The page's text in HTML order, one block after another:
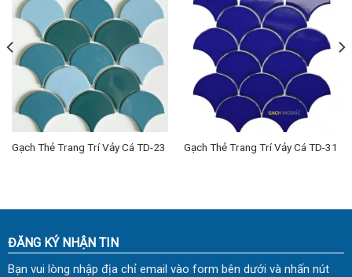
Gạch Thẻ Trang Trí Vảy Cá TD-23 Gạch Thẻ Trang Trí Vảy Cá TD-31
ĐĂNG KÝ NHẬN TIN
Bạn vui lòng nhập địa chỉ email vào form bên dưới và nhấn nút